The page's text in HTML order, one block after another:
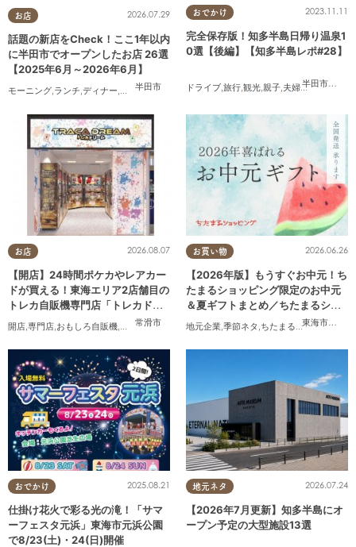
お店
半田市
2026.07.29
話題の新店をCheck！ここ1年以内
に半田市でオープンしたお店 26選
【2025年6月～2026年6月】
モーニング,ランチ,ディナー,アルコール ラーメン, パン ,カフェ,スイーツ,テイクアウト
おでかけ
半田市
,常滑
2023.11.11
完全保存版！知多半島日帰り温泉1
0選【後編】【知多半島レポ#28】
ドライブ,旅行,観光,親子,夫婦,家族,知多半
お店
常滑市
2026.08.07
【開店】24時間ポケカやレアカー
ドが買える！東海エリア2店舗目の
トレカ自販機専門店「トレカドリ
ーム」が常滑市に8/7(金)オープン
開店,専門店,おもしろ自販機,カップル,おひとりさま,友人,トレンド
お買い物
東海市大府
2026.06.26
【2026年版】もうすぐお中元！ち
たまるショッピング限定のお中元
＆夏ギフトまとめ／ちたまるショ
ッピング
地元企業,季節ネタ ,ちたまるショッピング
おでかけ 2025.08.21
仕掛け花火で彩る光の滝！「サマ
ーフェスタ元浜」東海市元浜公園
で8/23(土)・24(日)開催
地元ネタ 2026.07.24
【2026年7月更新】知多半島にオ
ープン予定の大型施設13選